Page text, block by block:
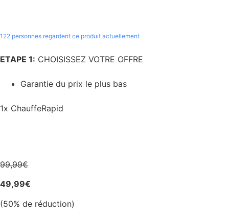
122 personnes regardent ce produit actuellement
ETAPE 1: CHOISISSEZ VOTRE OFFRE
Garantie du prix le plus bas
1x ChauffeRapid
99,99€
49,99€
(50% de réduction)